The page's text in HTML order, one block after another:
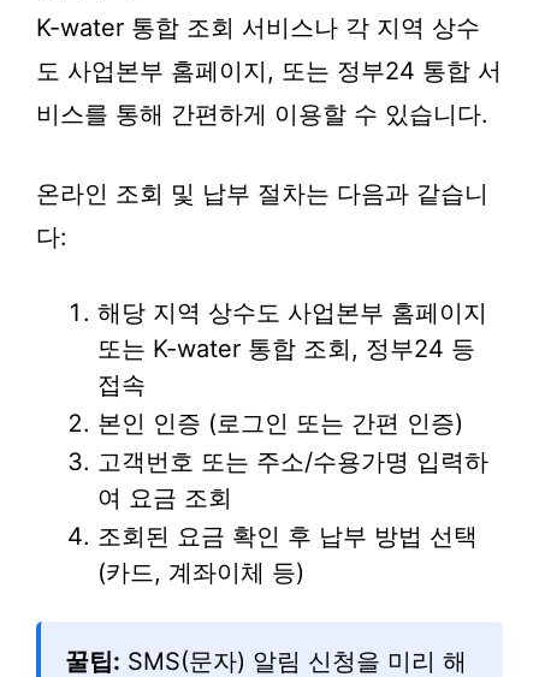
K-water 통합 조회 서비스나 각 지역 상수
도 사업본부 홈페이지, 또는 정부24 통합 서
비스를 통해 간편하게 이용할 수 있습니다.
온라인 조회 및 납부 절차는 다음과 같습니
다:
해당 지역 상수도 사업본부 홈페이지
또는 K-water 통합 조회, 정부24 등
접속
본인 인증 (로그인 또는 간편 인증)
고객번호 또는 주소/수용가명 입력하
여 요금 조회
조회된 요금 확인 후 납부 방법 선택
(카드, 계좌이체 등)
꿀팁: SMS(문자) 알림 신청을 미리 해